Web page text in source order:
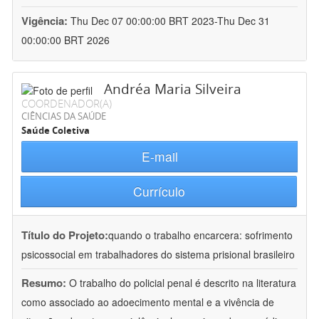
Vigência: Thu Dec 07 00:00:00 BRT 2023-Thu Dec 31
00:00:00 BRT 2026
Andréa Maria Silveira
COORDENADOR(A)
CIÊNCIAS DA SAÚDE
Saúde Coletiva
E-mail
Currículo
Título do Projeto:quando o trabalho encarcera: sofrimento
psicossocial em trabalhadores do sistema prisional brasileiro
Resumo: O trabalho do policial penal é descrito na literatura
como associado ao adoecimento mental e a vivência de